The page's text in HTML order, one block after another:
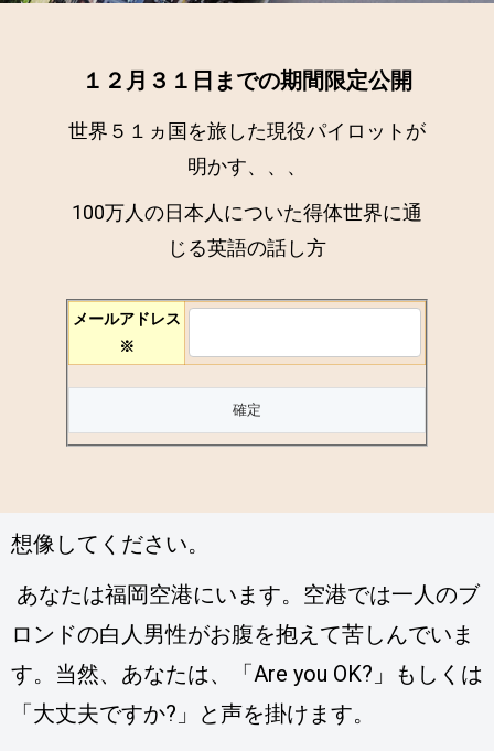
１２月３１日までの期間限定公開
世界５１ヵ国を旅した現役パイロットが
明かす、、、
100万人の日本人についた得体世界に通
じる英語の話し方
メールアドレス
※
想像してください。
あなたは福岡空港にいます。空港では一人のブ
ロンドの白人男性がお腹を抱えて苦しんでいま
す。当然、あなたは、「Are you OK?」もしくは
「大丈夫ですか?」と声を掛けます。